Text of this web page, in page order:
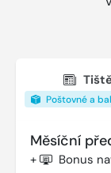
Poštovné a
Měsíční
+ Bonus